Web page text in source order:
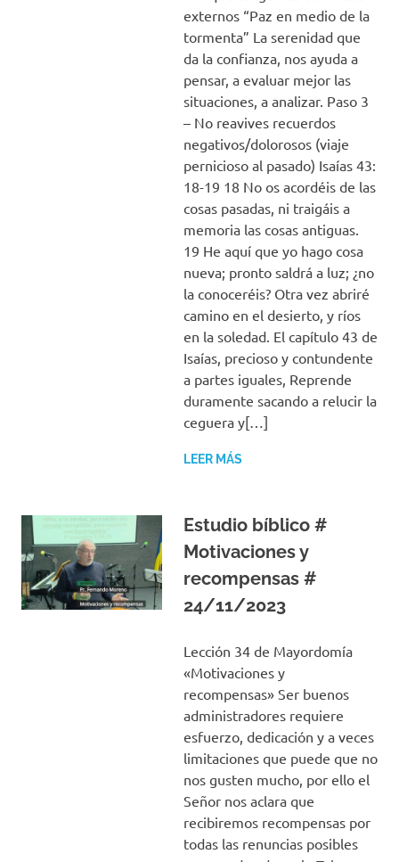
externos “Paz en medio de la
tormenta” La serenidad que
da la confianza, nos ayuda a
pensar, a evaluar mejor las
situaciones, a analizar. Paso 3
– No reavives recuerdos
negativos/dolorosos (viaje
pernicioso al pasado) Isaías 43:
18-19 18 No os acordéis de las
cosas pasadas, ni traigáis a
memoria las cosas antiguas.
19 He aquí que yo hago cosa
nueva; pronto saldrá a luz; ¿no
la conoceréis? Otra vez abriré
camino en el desierto, y ríos
en la soledad. El capítulo 43 de
Isaías, precioso y contundente
a partes iguales, Reprende
duramente sacando a relucir la
ceguera y[…]
LEER MÁS
Estudio bíblico #
Motivaciones y
recompensas #
24/11/2023
Lección 34 de Mayordomía
«Motivaciones y
recompensas» Ser buenos
administradores requiere
esfuerzo, dedicación y a veces
limitaciones que puede que no
nos gusten mucho, por ello el
Señor nos aclara que
recibiremos recompensas por
todas las renuncias posibles